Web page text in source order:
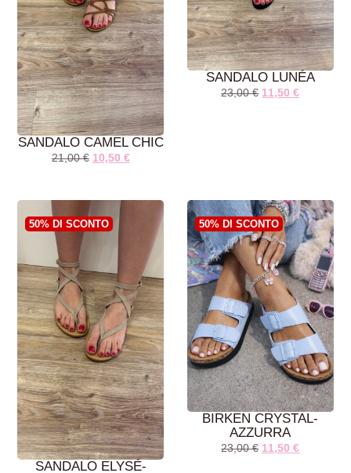
SANDALO CAMEL CHIC
21,00€ 10,50 €
AGGIUNGI AL
CARRELLO
SANDALO LUNÉA
23,00€ 11,50€
AGGIUNGI AL
CARRELLO
50% DI SCONTO
SANDALO ELYSÉ-
50% DI SCONTO
BIRKEN CRYSTAL-
AZZURRA
23,00€ 11,50€